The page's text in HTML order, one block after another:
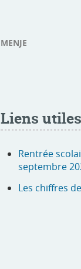
MENJE
Liens utiles
Rentrée
septembre
Les chiffres